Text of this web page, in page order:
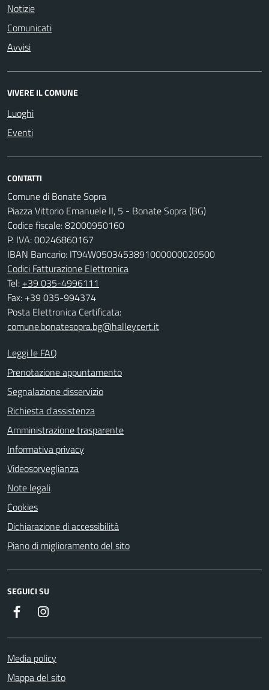
Notizie
Comunicati
Avvisi
VIVERE IL COMUNE
Luoghi
Eventi
CONTATTI
Comune di Bonate Sopra
Piazza Vittorio Emanuele II, 5 - Bonate Sopra (BG)
Codice fiscale: 82000950160
P. IVA: 00246860167
IBAN Bancario: IT94W0503453891000000020500
Codici Fatturazione Elettronica
Tel: +39 035-4996111
Fax: +39 035-994374
Posta Elettronica Certificata:
comune.bonatesopra.bg@halleycert.it
Leggi le FAQ
Prenotazione appuntamento
Segnalazione disservizio
Richiesta d'assistenza
Amministrazione trasparente
Informativa privacy
Videosorveglianza
Note legali
Cookies
Dichiarazione di accessibilità
Piano di miglioramento del sito
SEGUICI SU
Facebook
Media policy
Mappa del sito